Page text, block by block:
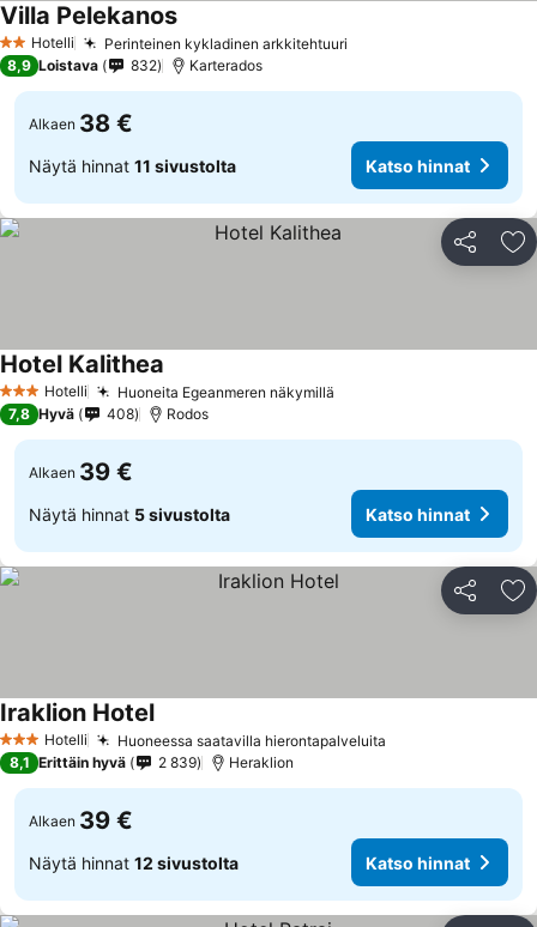
2 Tähtiluokitus
Hotelli Perinteinen kykladinen arkkitehtuuri
Villa Pelekanos
8,9 Loistava 832 Karterados
Alkaen 38 €
Näytä hinnat 11 sivustolta Katso hinnat
Jaa
3 Tähtiluokitus
Hotelli Huoneita Egeanmeren näkymillä
Hotel Kalithea
7,8 Hyvä 408 Rodos
Alkaen 39 €
Näytä hinnat 5 sivustolta Katso hinnat
Jaa
3 Tähtiluokitus
Hotelli Huoneessa saatavilla hierontapalveluita
Iraklion Hotel
8,1 Erittäin hyvä 2 839 Heraklion
Alkaen 39 €
Näytä hinnat 12 sivustolta Katso hinnat